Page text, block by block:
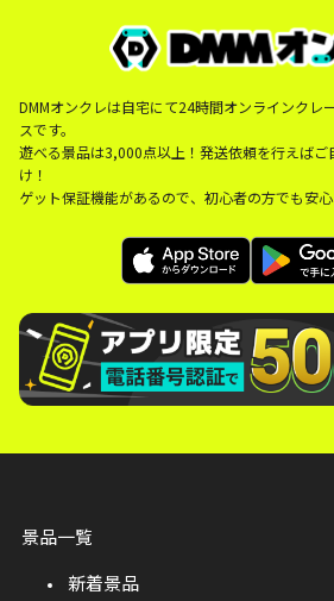
DMMオンクレは自宅にて24時間オンラインクレ
スです。
遊べる景品は3,000点以上！発送依頼を行えばご
け！
ゲット保証機能があるので、初心者の方でも安心
景品一覧
新着景品